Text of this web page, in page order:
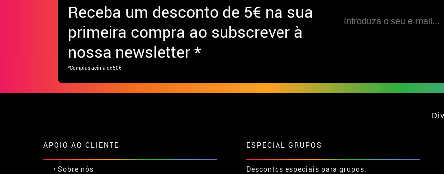
Receba um desconto de 5€ na sua
primeira compra ao subscrever à
nossa newsletter *
*Compras acima de 50€
APOIO AO CLIENTE
• Sobre nós
ESPECIAL GRUPOS
Descontos especiais para grupos.